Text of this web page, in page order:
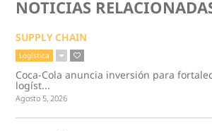
NOTICIAS
SUPPLY CHAIN
Logística
Coca-Cola anuncia inversión para
logíst...
Agosto 5, 2026